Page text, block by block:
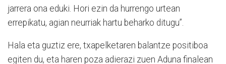
jarrera ona eduki. Hori ezin da hurrengo urtean
errepikatu, agian neurriak hartu beharko ditugu”.
Hala eta guztiz ere, txapelketaren balantze positiboa
egiten du, eta haren poza adierazi zuen Aduna finalean